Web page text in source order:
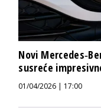
Novi
susreće
01/04/2026 | 17:00